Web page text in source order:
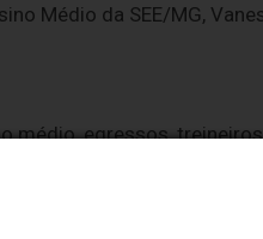
Médio da SEE/MG,
médio, egressos,
e precisam